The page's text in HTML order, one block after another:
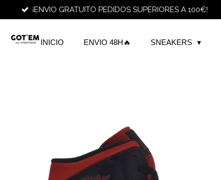
al
principal
¡ENVIO GRATUITO PEDIDOS SUPERIORES A 100€!
INICIO ENVIO 48H🔥 SNEAKERS